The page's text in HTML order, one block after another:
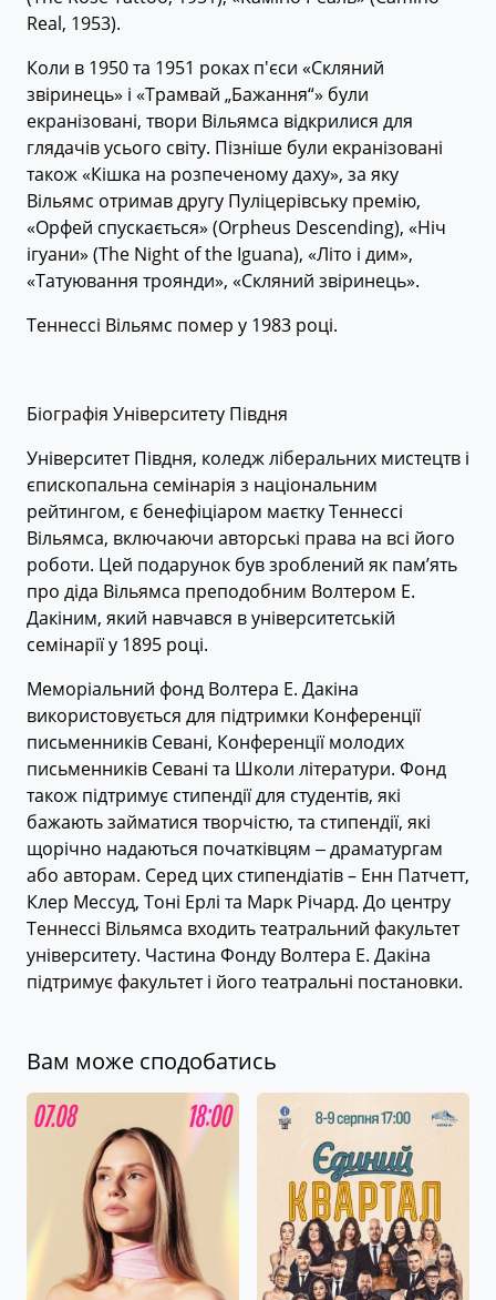
Real, 1953).
Коли в 1950 та 1951 роках п'єси «Скляний
звіринець» і «Трамвай „Бажання“» були
екранізовані, твори Вільямса відкрилися для
глядачів усього світу. Пізніше були екранізовані
також «Кішка на розпеченому даху», за яку
Вільямс отримав другу Пуліцерівську премію,
«Орфей спускається» (Orpheus Descending), «Ніч
ігуани» (The Night of the Iguana), «Літо і дим»,
«Татуювання троянди», «Скляний звіринець».
Теннессі Вільямс помер у 1983 році.
Біографія Університету Півдня
Університет Півдня, коледж ліберальних мистецтв і
єпископальна семінарія з національним
рейтингом, є бенефіціаром маєтку Теннессі
Вільямса, включаючи авторські права на всі його
роботи. Цей подарунок був зроблений як пам’ять
про діда Вільямса преподобним Волтером Е.
Дакіним, який навчався в університетській
семінарії у 1895 році.
Меморіальний фонд Волтера Е. Дакіна
використовується для підтримки Конференції
письменників Севані, Конференції молодих
письменників Севані та Школи літератури. Фонд
також підтримує стипендії для студентів, які
бажають займатися творчістю, та стипендії, які
щорічно надаються початківцям ‒ драматургам
або авторам. Серед цих стипендіатів – Енн Патчетт,
Клер Мессуд, Тоні Ерлі та Марк Річард. До центру
Теннессі Вільямса входить театральний факультет
університету. Частина Фонду Волтера Е. Дакіна
підтримує факультет і його театральні постановки.
Вам може сподобатись